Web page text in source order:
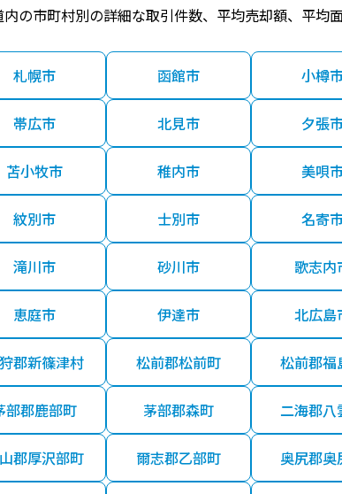
の市町村別の詳細な取引件数、平均売却額、平均
札幌市 函館市 小樽
帯広市 北見市 夕張
苫小牧市 稚内市 美唄
紋別市 士別市 名寄
滝川市 砂川市 歌志内
恵庭市 伊達市 北広島
郡新篠津村 松前郡松前町 松前郡福
部郡鹿部町 茅部郡森町 二海郡八
郡厚沢部町 爾志郡乙部町 奥尻郡奥